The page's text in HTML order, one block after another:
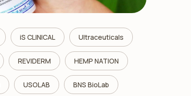
iS CLINICAL Ultraceuticals
REVIDERM HEMP NATION
USOLAB BNS BioLab